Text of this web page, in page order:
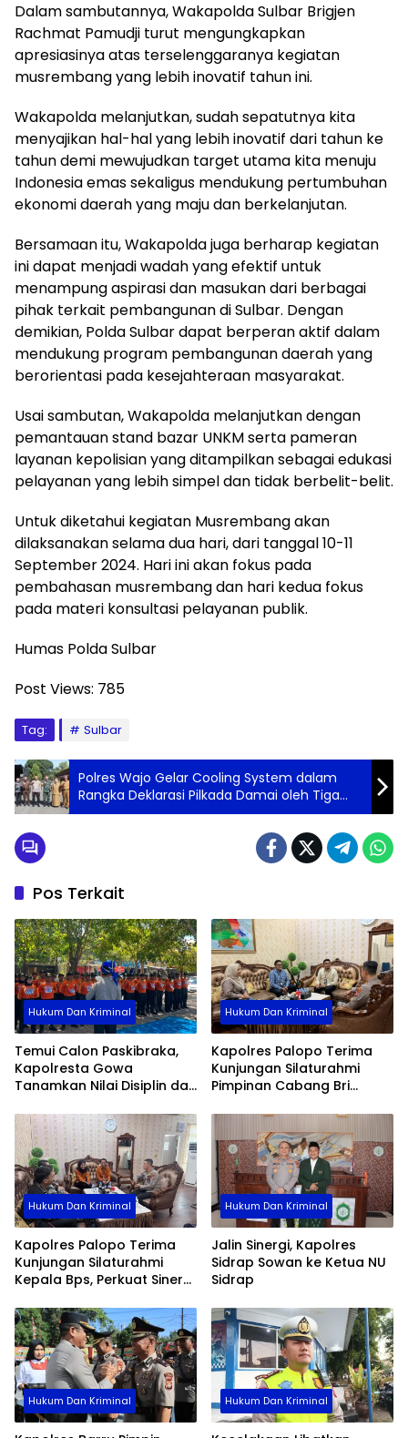
Dalam sambutannya, Wakapolda Sulbar Brigjen
Rachmat Pamudji turut mengungkapkan
apresiasinya atas terselenggaranya kegiatan
musrembang yang lebih inovatif tahun ini.
Wakapolda melanjutkan, sudah sepatutnya kita
menyajikan hal-hal yang lebih inovatif dari tahun ke
tahun demi mewujudkan target utama kita menuju
Indonesia emas sekaligus mendukung pertumbuhan
ekonomi daerah yang maju dan berkelanjutan.
Bersamaan itu, Wakapolda juga berharap kegiatan
ini dapat menjadi wadah yang efektif untuk
menampung aspirasi dan masukan dari berbagai
pihak terkait pembangunan di Sulbar. Dengan
demikian, Polda Sulbar dapat berperan aktif dalam
mendukung program pembangunan daerah yang
berorientasi pada kesejahteraan masyarakat.
Usai sambutan, Wakapolda melanjutkan dengan
pemantauan stand bazar UNKM serta pameran
layanan kepolisian yang ditampilkan sebagai edukasi
pelayanan yang lebih simpel dan tidak berbelit-belit.
Untuk diketahui kegiatan Musrembang akan
dilaksanakan selama dua hari, dari tanggal 10-11
September 2024. Hari ini akan fokus pada
pembahasan musrembang dan hari kedua fokus
pada materi konsultasi pelayanan publik.
Humas Polda Sulbar
Post Views: 785
Tag: Sulbar
Polres Wajo Gelar Cooling System dalam
Rangka Deklarasi Pilkada Damai oleh Tiga
Pilar
Pos Terkait
Hukum Dan Kriminal
Temui Calon Paskibraka,
Kapolresta Gowa
Tanamkan Nilai Disiplin dan
Hukum Dan Kriminal
Kapolres Palopo Terima
Kunjungan Silaturahmi
Pimpinan Cabang Bri
Hukum Dan Kriminal
Kapolres Palopo Terima
Kunjungan Silaturahmi
Kepala Bps, Perkuat Sinergi
Hukum Dan Kriminal
Jalin Sinergi, Kapolres
Sidrap Sowan ke Ketua NU
Sidrap
Hukum Dan Kriminal Hukum Dan Kriminal